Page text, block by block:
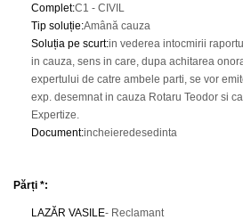
Complet:C1 - CIVIL
Tip soluție:Amână cauza
Soluția pe scurt:in vederea intocmirii
in cauza, sens in care, dupa achitarea
expertului de catre ambele parti, se vor
exp. desemnat in cauza Rotaru Teodor si
Expertize.
Document:incheieredesedinta
Părți *:
LAZĂR VASILE- Reclamant